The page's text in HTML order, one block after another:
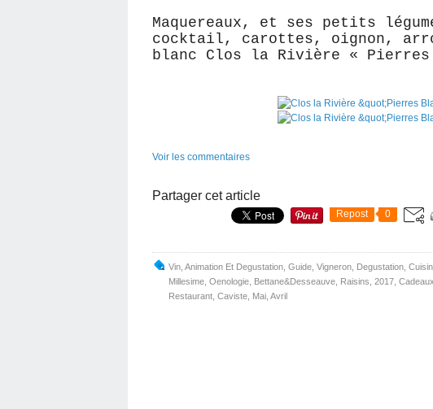
Maquereaux, et ses petits
cocktail, carottes, oignon,
blanc Clos la Rivière « Pierres
Voir les commentaires
Partager cet article
Repost 0
Vin Animation Et Degustation Guide Vigneron Degustation
Millesime Oenologie Bettane&desseauve Raisins 2017 Cadeaux
Restaurant Caviste Mai Avril